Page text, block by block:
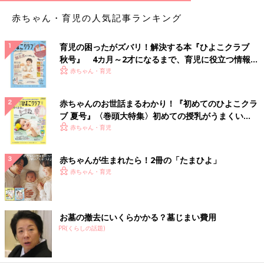
かわいいがすぎる！「絵本コレクション パジャマ
赤ちゃん・育児の人気記事ランキング
育児の困ったがズバリ！解決する本『ひよこクラブ
秋号』 4カ月～2才になるまで、育児に役立つ情報が
いっぱい！
赤ちゃん・育児
赤ちゃんのお世話まるわかり！『初めてのひよこクラ
ブ 夏号』〈巻頭大特集〉初めての授乳がうまくい
く！ おっぱい・ミルクの基本と夏のトラブル 解決テ
赤ちゃん・育児
赤ちゃんが生まれたら！2冊の「たまひよ」
赤ちゃん・育児
お墓の撤去にいくらかかる？墓じまい費用
PR(くらしの話題)